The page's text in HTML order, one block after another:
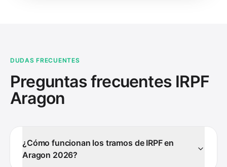
DUDAS FRECUENTES
Preguntas frecuentes IRPF
Aragon
¿Cómo funcionan los tramos de IRPF en
Aragon 2026?